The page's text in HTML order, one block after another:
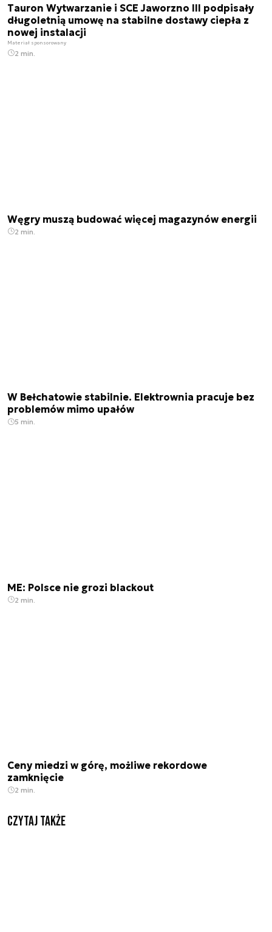
Tauron Wytwarzanie i SCE Jaworzno III podpisały
długoletnią umowę na stabilne dostawy ciepła z
nowej instalacji
Materiał sponsorowany
2 min.
Węgry muszą budować więcej magazynów energii
2 min.
W Bełchatowie stabilnie. Elektrownia pracuje bez
problemów mimo upałów
5 min.
ME: Polsce nie grozi blackout
2 min.
Ceny miedzi w górę, możliwe rekordowe
zamknięcie
2 min.
Czytaj także